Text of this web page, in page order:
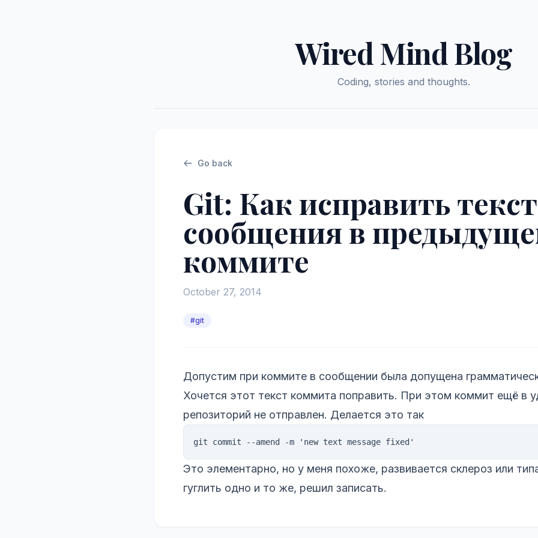
Wired Mind Blog
Coding, stories and thoughts.
Go back
Git: Как исправить текст
сообщения в
коммите
October 27, 2014
#git
Допустим при коммите в сообщении была допущена
Хочется этот текст коммита поправить. При этом коммит ещё в
репозиторий не отправлен. Делается это так
Это элементарно, но у меня похоже, развивается склероз или
гуглить одно и то же, решил записать.